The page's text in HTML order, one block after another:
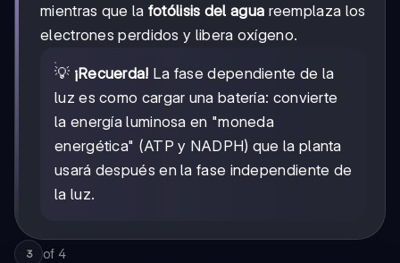
mientras que la fotólisis del agua reemplaza los
electrones perdidos y libera oxígeno.
💡 ¡Recuerda! La fase dependiente de la
luz es como cargar una batería: convierte
la energía luminosa en "moneda
energética" (ATP y NADPH) que la planta
usará después en la fase independiente de
la luz.
3 of 4